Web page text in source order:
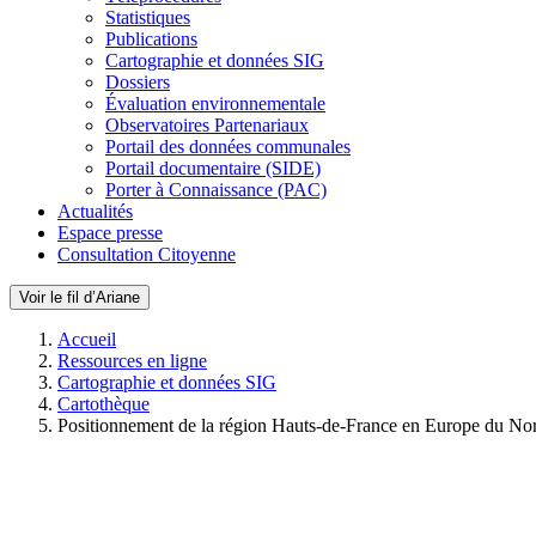
Statistiques
Publications
Cartographie et données SIG
Dossiers
Évaluation environnementale
Observatoires Partenariaux
Portail des données communales
Portail documentaire (SIDE)
Porter à Connaissance (PAC)
Actualités
Espace presse
Consultation Citoyenne
Voir le fil d’Ariane
Accueil
Ressources en ligne
Cartographie et données SIG
Cartothèque
Positionnement de la région Hauts-de-France en Europe du